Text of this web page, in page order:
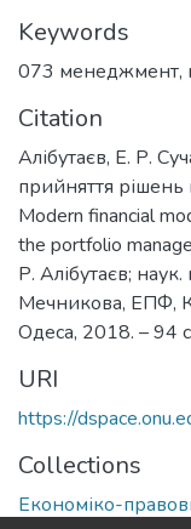
Keywords
073 менеджмент,
Citation
Алібутаєв, Е. Р.
прийняття
Modern financial
the portfolio
Р. Алібутаєв;
Мечникова, ЕПФ,
Одеса, 2018. – 94
URI
https://
Collections
Економіко-